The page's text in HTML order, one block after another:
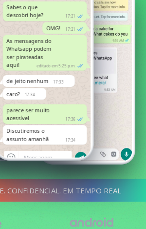
17:21
Sabes o que
descobri hoje?
17:21
OMG!
editado em 5:25 p.m.
As mensagens do
Whatsapp podem
ser pirateadas
aqui!
17:33
de jeito nenhum
17:34
caro?
17:36
parece ser muito
acessível
17:34
Discutiremos o
assunto amanhã
CONFIDENCIAL. EM TEMPO REAL